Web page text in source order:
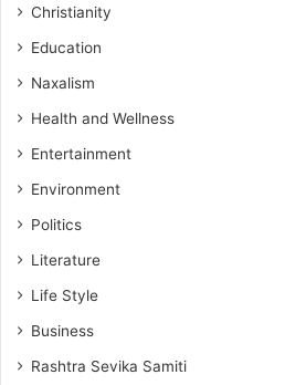
Christianity
Education
Naxalism
Health and Wellness
Entertainment
Environment
Politics
Literature
Life Style
Business
Rashtra Sevika Samiti